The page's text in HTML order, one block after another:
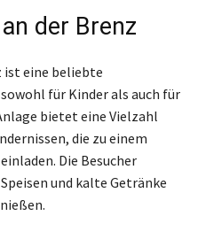
der Brenz
ist eine beliebte
für Kinder als auch für
bietet eine Vielzahl
die zu einem
Die Besucher
und kalte Getränke